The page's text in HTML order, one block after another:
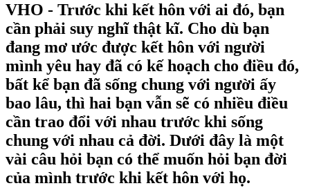
VHO - Trước khi kết hôn với ai đó, bạn
cần phải suy nghĩ thật kĩ. Cho dù bạn
đang mơ ước được kết hôn với người
mình yêu hay đã có kế hoạch cho điều đó,
bất kể bạn đã sống chung với người ấy
bao lâu, thì hai bạn vẫn sẽ có nhiều điều
cần trao đổi với nhau trước khi sống
chung với nhau cả đời. Dưới đây là một
vài câu hỏi bạn có thể muốn hỏi bạn đời
của mình trước khi kết hôn với họ.